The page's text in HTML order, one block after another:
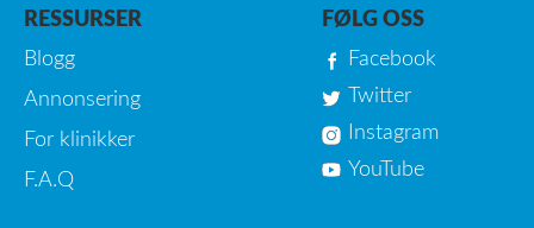
RESSURSER
Blogg
Annonsering
For klinikker
F.A.Q
FØLG OSS
Facebook
Twitter
Instagram
YouTube